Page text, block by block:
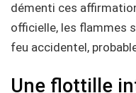
démenti ces
officielle, les flammes
feu accidentel,
Une flottille